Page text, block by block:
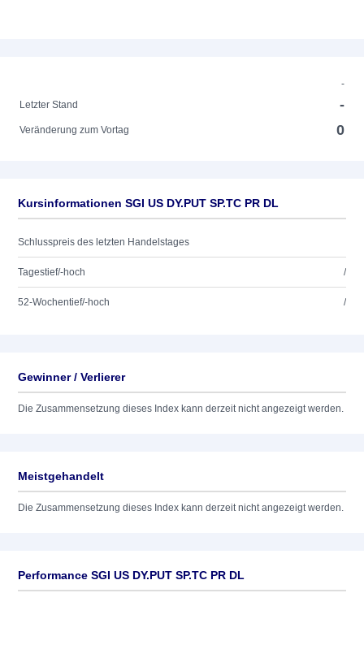
-
Letzter Stand
-
Veränderung zum Vortag 0
Kursinformationen SGI US DY.PUT SP.TC PR DL
Schlusspreis des letzten Handelstages
Tagestief/-hoch /
52-Wochentief/-hoch /
Gewinner / Verlierer
Die Zusammensetzung dieses Index kann derzeit nicht angezeigt werden.
Meistgehandelt
Die Zusammensetzung dieses Index kann derzeit nicht angezeigt werden.
Performance SGI US DY.PUT SP.TC PR DL